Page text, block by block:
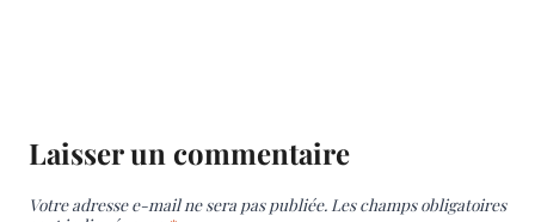
Laisser un commentaire
Votre adresse e-mail ne sera pas publiée. Les champs obligatoires